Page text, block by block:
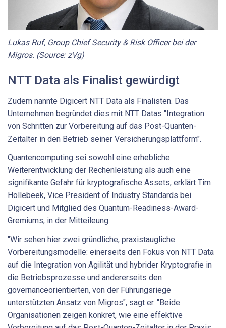
Lukas Ruf, Group Chief Security & Risk Officer bei der
Migros. (Source: zVg)
NTT Data als Finalist gewürdigt
Zudem nannte Digicert NTT Data als Finalisten. Das
Unternehmen begründet dies mit NTT Datas "Integration
von Schritten zur Vorbereitung auf das Post-Quanten-
Zeitalter in den Betrieb seiner Versicherungsplattform".
Quantencomputing sei sowohl eine erhebliche
Weiterentwicklung der Rechenleistung als auch eine
signifikante Gefahr für kryptografische Assets, erklärt Tim
Hollebeek, Vice President of Industry Standards bei
Digicert und Mitglied des Quantum-Readiness-Award-
Gremiums, in der Mitteileung.
"Wir sehen hier zwei gründliche, praxistaugliche
Vorbereitungsmodelle: einerseits den Fokus von NTT Data
auf die Integration von Agilität und hybrider Kryptografie in
die Betriebsprozesse und andererseits den
governanceorientierten, von der Führungsriege
unterstützten Ansatz von Migros", sagt er. "Beide
Organisationen zeigen konkret, wie eine effektive